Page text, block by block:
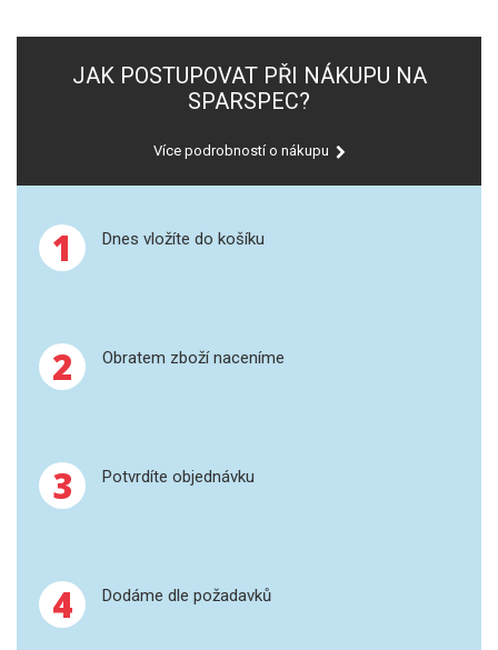
PŘÍSLUŠENSTVÍ PRO MS
SUBSTRÁTY
KALIBRACE
RAMAN
JAK POSTUPOVAT PŘI NÁKUPU NA
SPARSPEC?
Více podrobností o nákupu
1 Dnes vložíte do košíku
2 Obratem zboží naceníme
3 Potvrdíte objednávku
4 Dodáme dle požadavků